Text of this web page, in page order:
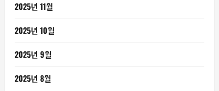
2025년 11월
2025년 10월
2025년 9월
2025년 8월